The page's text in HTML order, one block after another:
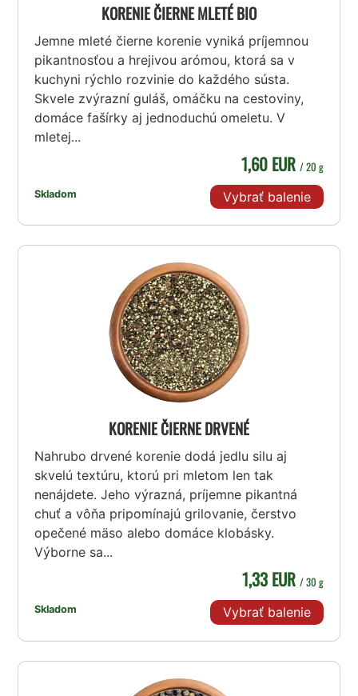
KORENIE ČIERNE MLETÉ BIO
Jemne mleté čierne korenie vyniká príjemnou
pikantnosťou a hrejivou arómou, ktorá sa v
kuchyni rýchlo rozvinie do každého sústa.
Skvele zvýrazní guláš, omáčku na cestoviny,
domáce fašírky aj jednoduchú omeletu. V
mletej...
Skladom
1,60 EUR / 20 g
Vybrať balenie
KORENIE ČIERNE DRVENÉ
Nahrubo drvené korenie dodá jedlu silu aj
skvelú textúru, ktorú pri mletom len tak
nenájdete. Jeho výrazná, príjemne pikantná
chuť a vôňa pripomínajú grilovanie, čerstvo
opečené mäso alebo domáce klobásky.
Výborne sa...
Skladom
1,33 EUR / 30 g
Vybrať balenie